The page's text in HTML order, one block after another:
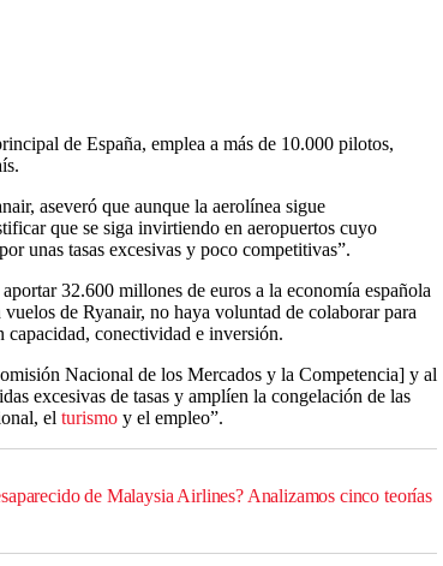
de España, emplea a más de 10.000 pilotos,
aseveró que aunque la aerolínea sigue
que se siga invirtiendo en aeropuertos cuyo
unas tasas excesivas y poco competitivas”.
32.600 millones de euros a la economía española
de Ryanair, no haya voluntad de colaborar para
capacidad, conectividad e inversión.
Nacional de los Mercados y la Competencia] y al
excesivas de tasas y amplíen la congelación de las
el turismo y el empleo”.
de Malaysia Airlines? Analizamos cinco teorías